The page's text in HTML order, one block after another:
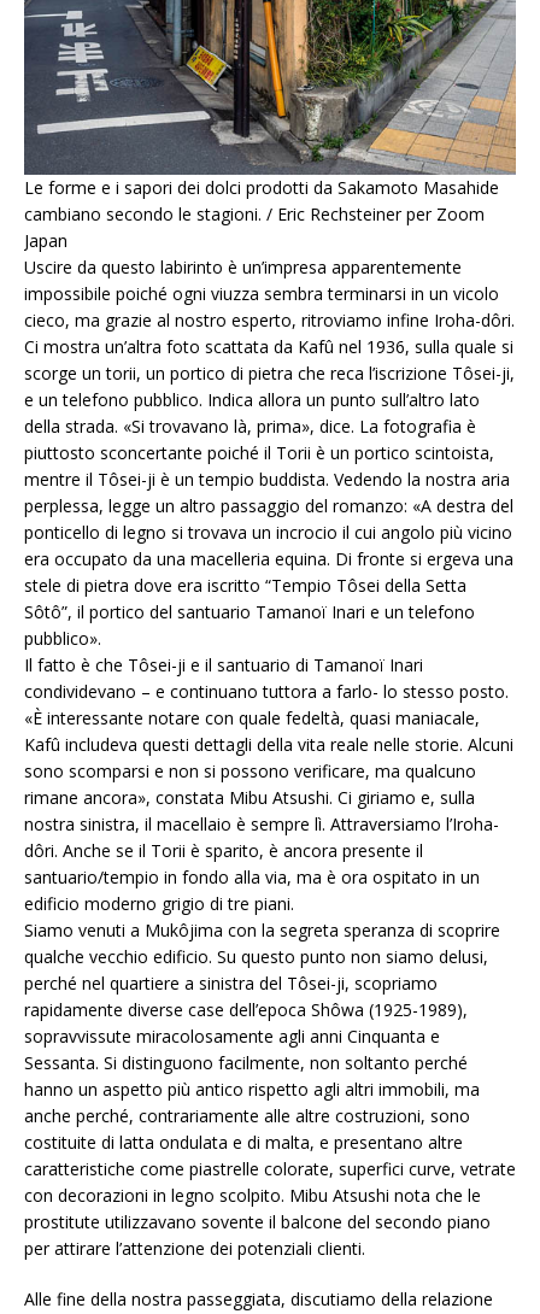
Le forme e i sapori dei dolci prodotti da Sakamoto Masahide
cambiano secondo le stagioni. / Eric Rechsteiner per Zoom
Japan
Uscire da questo labirinto è un’impresa apparentemente
impossibile poiché ogni viuzza sembra terminarsi in un vicolo
cieco, ma grazie al nostro esperto, ritroviamo infine Iroha-dôri.
Ci mostra un’altra foto scattata da Kafû nel 1936, sulla quale si
scorge un torii, un portico di pietra che reca l’iscrizione Tôsei-ji,
e un telefono pubblico. Indica allora un punto sull’altro lato
della strada. «Si trovavano là, prima», dice. La fotografia è
piuttosto sconcertante poiché il Torii è un portico scintoista,
mentre il Tôsei-ji è un tempio buddista. Vedendo la nostra aria
perplessa, legge un altro passaggio del romanzo: «A destra del
ponticello di legno si trovava un incrocio il cui angolo più vicino
era occupato da una macelleria equina. Di fronte si ergeva una
stele di pietra dove era iscritto “Tempio Tôsei della Setta
Sôtô”, il portico del santuario Tamanoï Inari e un telefono
pubblico».
Il fatto è che Tôsei-ji e il santuario di Tamanoï Inari
condividevano – e continuano tuttora a farlo- lo stesso posto.
«È interessante notare con quale fedeltà, quasi maniacale,
Kafû includeva questi dettagli della vita reale nelle storie. Alcuni
sono scomparsi e non si possono verificare, ma qualcuno
rimane ancora», constata Mibu Atsushi. Ci giriamo e, sulla
nostra sinistra, il macellaio è sempre lì. Attraversiamo l’Iroha-
dôri. Anche se il Torii è sparito, è ancora presente il
santuario/tempio in fondo alla via, ma è ora ospitato in un
edificio moderno grigio di tre piani.
Siamo venuti a Mukôjima con la segreta speranza di scoprire
qualche vecchio edificio. Su questo punto non siamo delusi,
perché nel quartiere a sinistra del Tôsei-ji, scopriamo
rapidamente diverse case dell’epoca Shôwa (1925-1989),
sopravvissute miracolosamente agli anni Cinquanta e
Sessanta. Si distinguono facilmente, non soltanto perché
hanno un aspetto più antico rispetto agli altri immobili, ma
anche perché, contrariamente alle altre costruzioni, sono
costituite di latta ondulata e di malta, e presentano altre
caratteristiche come piastrelle colorate, superfici curve, vetrate
con decorazioni in legno scolpito. Mibu Atsushi nota che le
prostitute utilizzavano sovente il balcone del secondo piano
per attirare l’attenzione dei potenziali clienti.
Alle fine della nostra passeggiata, discutiamo della relazione